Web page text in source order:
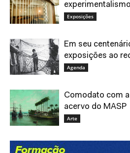
Exposições
Em seu
exposições ao
Agenda
Comodato com
acervo do MASP
Arte